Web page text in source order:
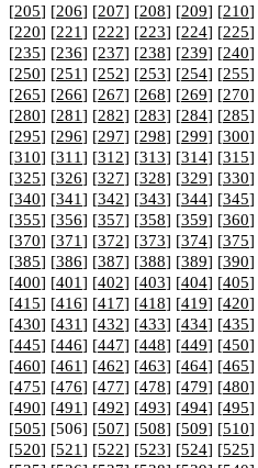
[205] [206] [207] [208] [209] [210]
[220] [221] [222] [223] [224] [225]
[235] [236] [237] [238] [239] [240]
[250] [251] [252] [253] [254] [255]
[265] [266] [267] [268] [269] [270]
[280] [281] [282] [283] [284] [285]
[295] [296] [297] [298] [299] [300]
[310] [311] [312] [313] [314] [315]
[325] [326] [327] [328] [329] [330]
[340] [341] [342] [343] [344] [345]
[355] [356] [357] [358] [359] [360]
[370] [371] [372] [373] [374] [375]
[385] [386] [387] [388] [389] [390]
[400] [401] [402] [403] [404] [405]
[415] [416] [417] [418] [419] [420]
[430] [431] [432] [433] [434] [435]
[445] [446] [447] [448] [449] [450]
[460] [461] [462] [463] [464] [465]
[475] [476] [477] [478] [479] [480]
[490] [491] [492] [493] [494] [495]
[505] [506] [507] [508] [509] [510]
[520] [521] [522] [523] [524] [525]